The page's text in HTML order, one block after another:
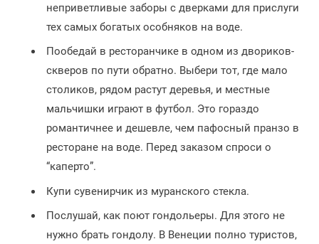
неприветливые заборы с дверками для прислуги
тех самых богатых особняков на воде.
Пообедай в ресторанчике в одном из двориков-
скверов по пути обратно. Выбери тот, где мало
столиков, рядом растут деревья, и местные
мальчишки играют в футбол. Это гораздо
романтичнее и дешевле, чем пафосный пранзо в
ресторане на воде. Перед заказом спроси о
“каперто”.
Купи сувенирчик из муранского стекла.
Послушай, как поют гондольеры. Для этого не
нужно брать гондолу. В Венеции полно туристов,